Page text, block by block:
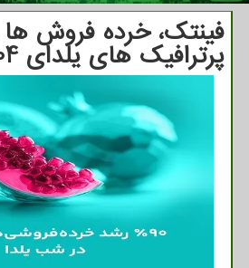
فینتک، خرده فروش ها
پرترافیک های یلدای 1404